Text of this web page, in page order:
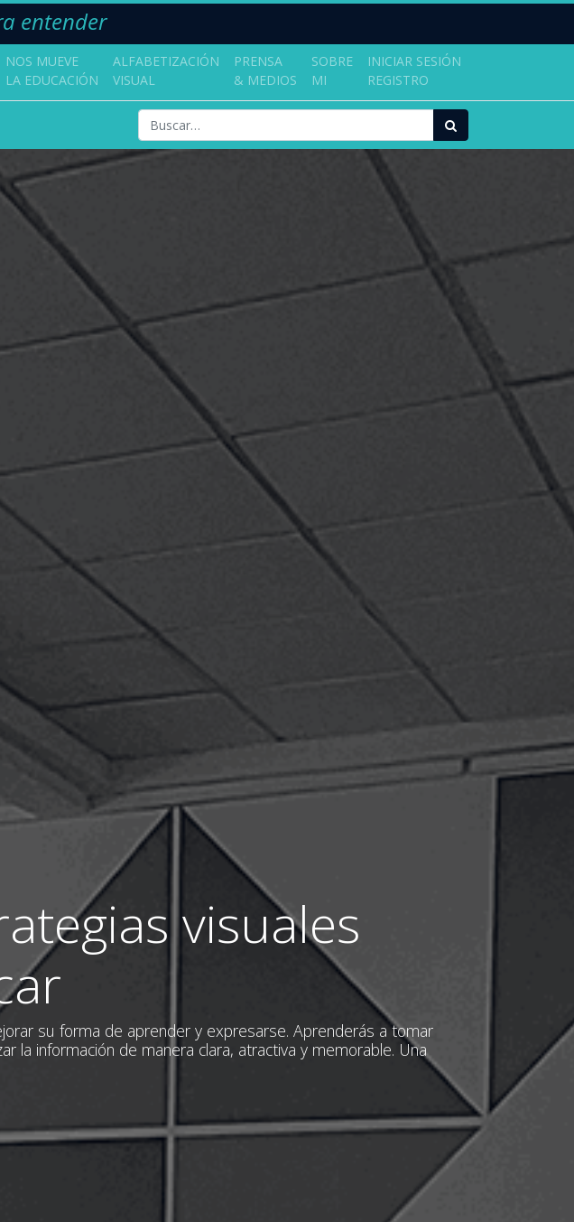
entender
NOS MUEVE
LA EDUCACIÓN
ALFABETIZACIÓN
VISUAL
PRENSA
& MEDIOS
SOBRE
MI
INICIAR SESIÓN
REGISTRO
visuales
su forma de aprender y expresarse. Aprenderás a tomar
la información de manera clara, atractiva y memorable. Una